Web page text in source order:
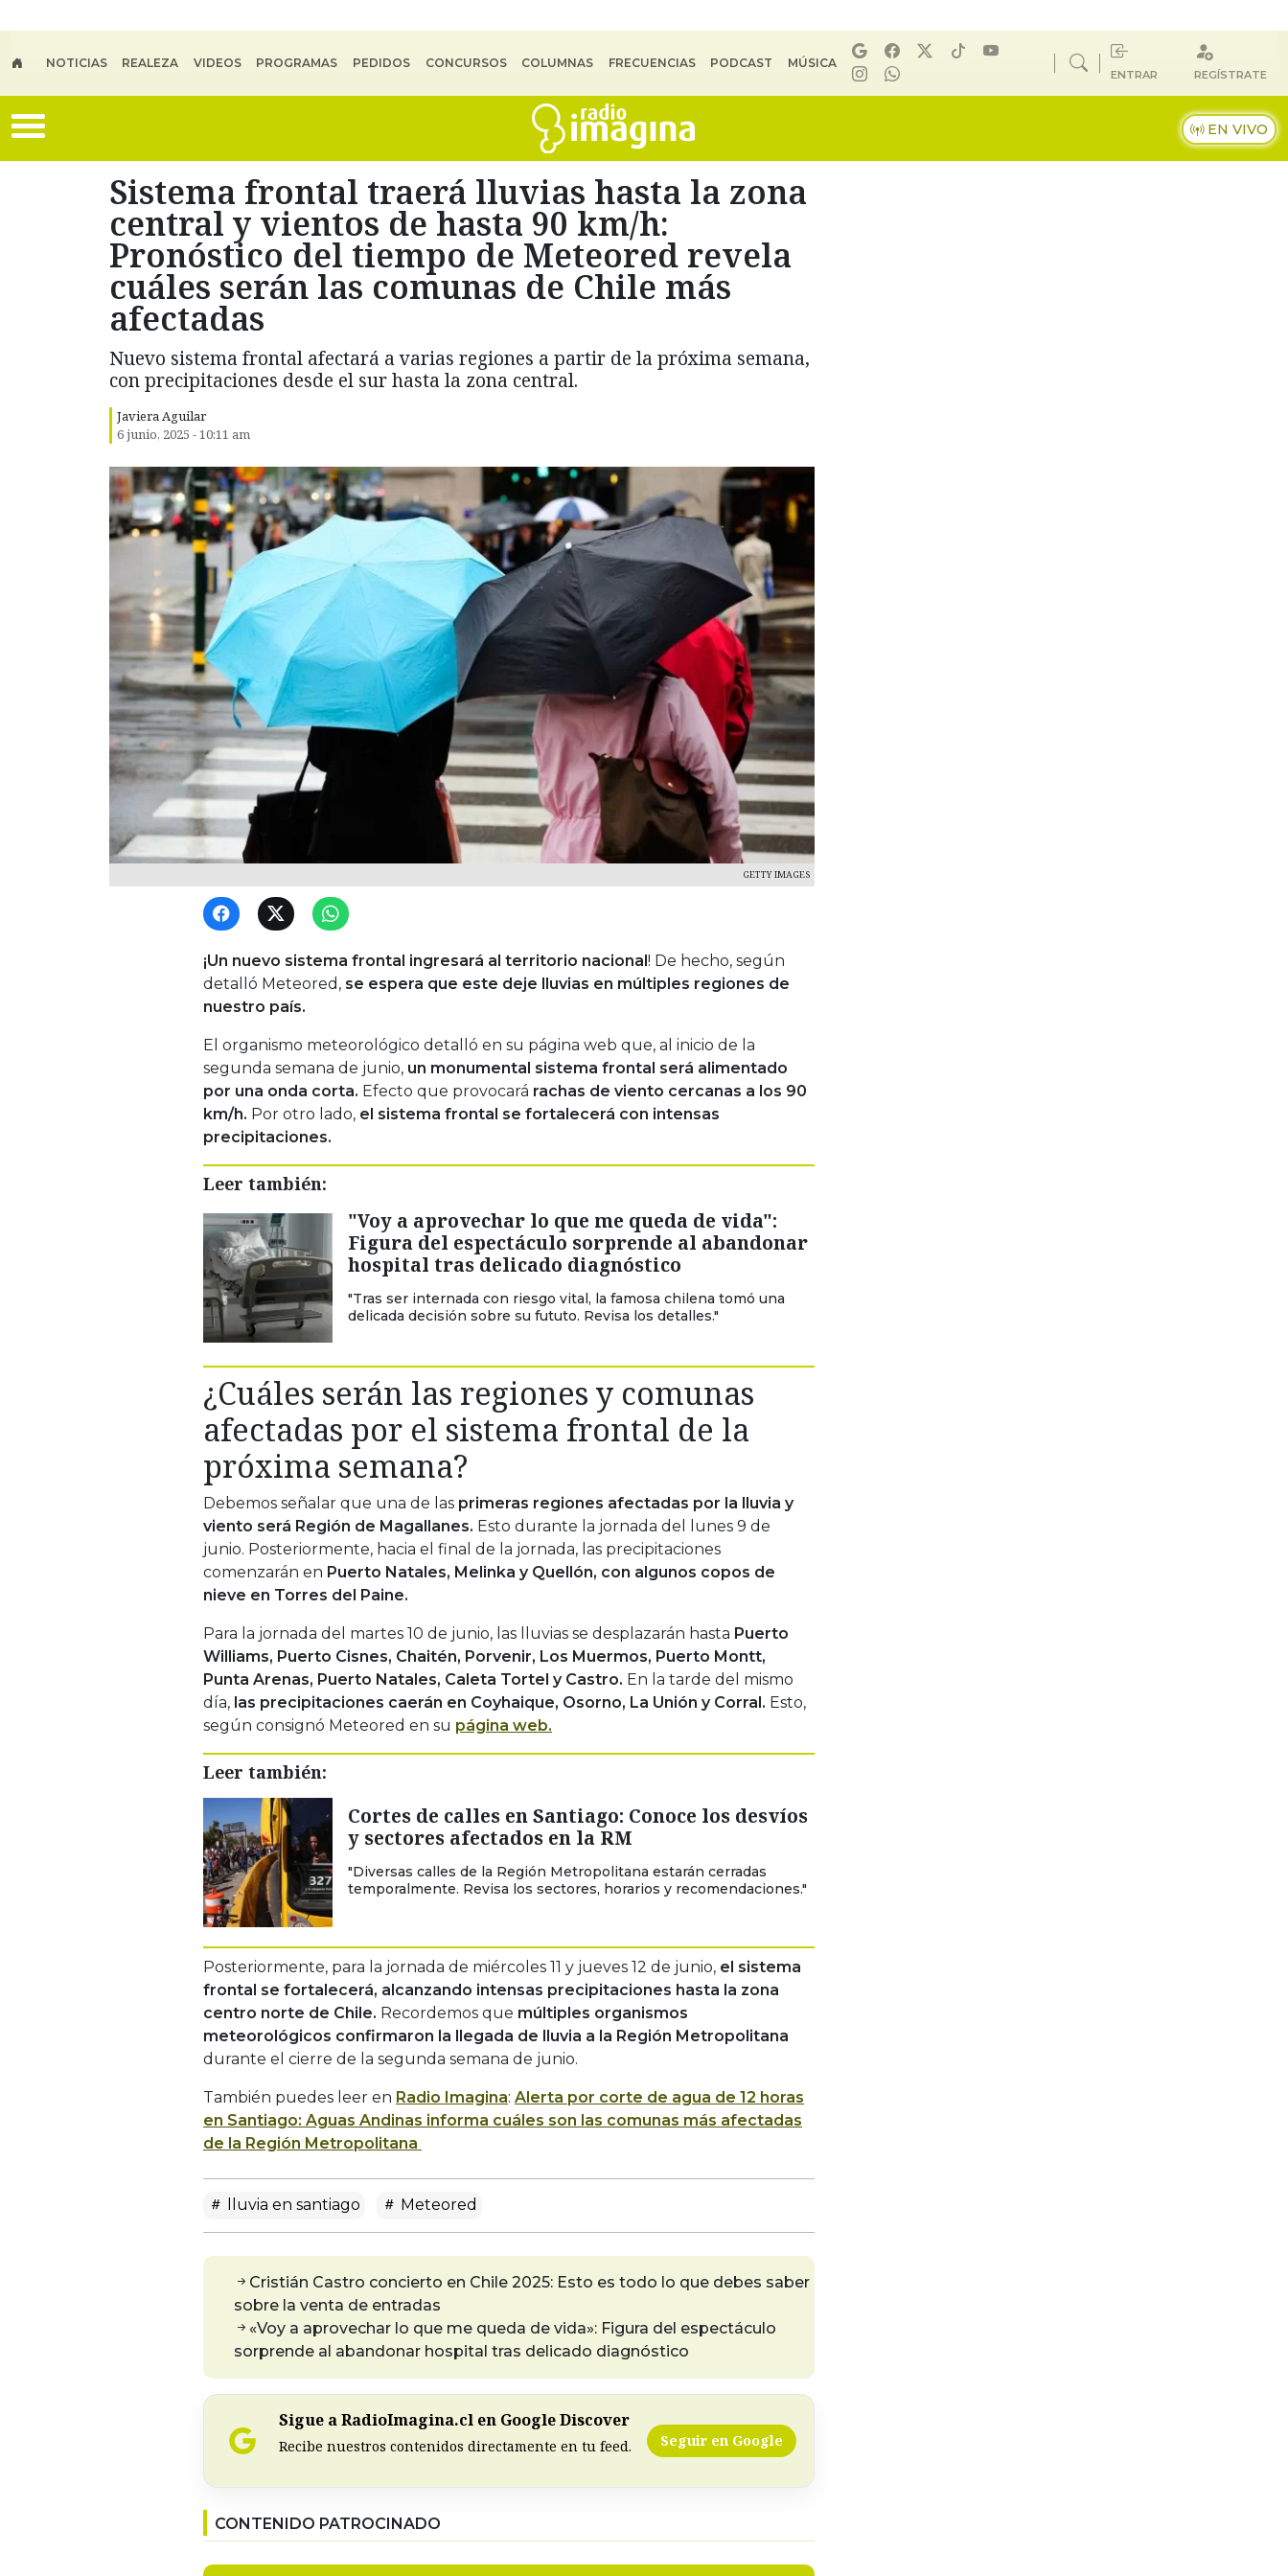
NOTICIAS REALEZA VIDEOS PROGRAMAS PEDIDOS CONCURSOS COLUMNAS FRECUENCIAS PODCAST MÚSICA
ENTRAR REGÍSTRATE
EN VIVO
Sistema frontal traerá lluvias hasta la zona
central y vientos de hasta 90 km/h:
Pronóstico del tiempo de Meteored revela
cuáles serán las comunas de Chile más
afectadas
Nuevo sistema frontal afectará a varias regiones a partir de la próxima semana,
con precipitaciones desde el sur hasta la zona central.
Javiera Aguilar
6 junio, 2025 - 10:11 am
GETTY IMAGES
¡Un nuevo sistema frontal ingresará al territorio nacional! De hecho, según
detalló Meteored, se espera que este deje lluvias en múltiples regiones de
nuestro país.
El organismo meteorológico detalló en su página web que, al inicio de la
segunda semana de junio, un monumental sistema frontal será alimentado
por una onda corta. Efecto que provocará rachas de viento cercanas a los 90
km/h. Por otro lado, el sistema frontal se fortalecerá con intensas
precipitaciones.
Leer también:
"Voy a aprovechar lo que me queda de vida":
Figura del espectáculo sorprende al abandonar
hospital tras delicado diagnóstico
"Tras ser internada con riesgo vital, la famosa chilena tomó una
delicada decisión sobre su fututo. Revisa los detalles."
¿Cuáles serán las regiones y comunas
afectadas por el sistema frontal de la
próxima semana?
Debemos señalar que una de las primeras regiones afectadas por la lluvia y
viento será Región de Magallanes. Esto durante la jornada del lunes 9 de
junio. Posteriormente, hacia el final de la jornada, las precipitaciones
comenzarán en Puerto Natales, Melinka y Quellón, con algunos copos de
nieve en Torres del Paine.
Para la jornada del martes 10 de junio, las lluvias se desplazarán hasta Puerto
Williams, Puerto Cisnes, Chaitén, Porvenir, Los Muermos, Puerto Montt,
Punta Arenas, Puerto Natales, Caleta Tortel y Castro. En la tarde del mismo
día, las precipitaciones caerán en Coyhaique, Osorno, La Unión y Corral. Esto,
según consignó Meteored en su página web.
Leer también:
Cortes de calles en Santiago: Conoce los desvíos
y sectores afectados en la RM
"Diversas calles de la Región Metropolitana estarán cerradas
temporalmente. Revisa los sectores, horarios y recomendaciones."
Posteriormente, para la jornada de miércoles 11 y jueves 12 de junio, el sistema
frontal se fortalecerá, alcanzando intensas precipitaciones hasta la zona
centro norte de Chile. Recordemos que múltiples organismos
meteorológicos confirmaron la llegada de lluvia a la Región Metropolitana
durante el cierre de la segunda semana de junio.
También puedes leer en Radio Imagina: Alerta por corte de agua de 12 horas
en Santiago: Aguas Andinas informa cuáles son las comunas más afectadas
de la Región Metropolitana
lluvia en santiago Meteored
Cristián Castro concierto en Chile 2025: Esto es todo lo que debes saber
sobre la venta de entradas
«Voy a aprovechar lo que me queda de vida»: Figura del espectáculo
sorprende al abandonar hospital tras delicado diagnóstico
Sigue a RadioImagina.cl en Google Discover
Recibe nuestros contenidos directamente en tu feed. Seguir en Google
CONTENIDO PATROCINADO